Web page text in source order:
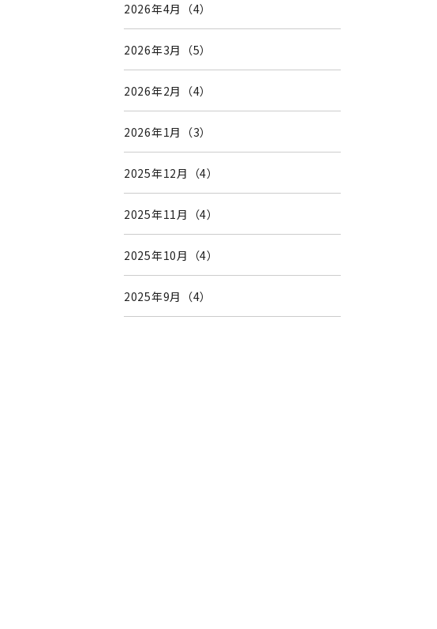
2026年4月（4）
2026年3月（5）
2026年2月（4）
2026年1月（3）
2025年12月（4）
2025年11月（4）
2025年10月（4）
2025年9月（4）